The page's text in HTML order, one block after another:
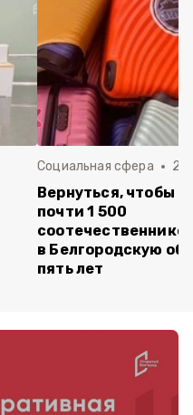
Социальная сфера 20
Вернуться, чтобы
почти 1 500
в Белгородскую
пять лет